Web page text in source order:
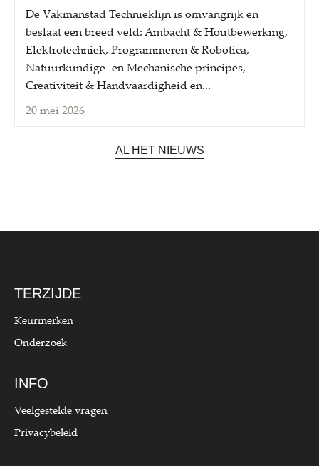
De Vakmanstad Technieklijn is omvangrijk en
beslaat een breed veld: Ambacht & Houtbewerking,
Elektrotechniek, Programmeren & Robotica,
Natuurkundige- en Mechanische principes,
Creativiteit & Handvaardigheid en...
20 mei 2026
AL HET NIEUWS
TERZIJDE
Keurmerken
Onderzoek
INFO
Veelgestelde vragen
Privacybeleid